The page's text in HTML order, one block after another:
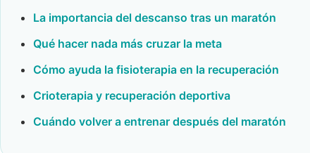
La importancia del descanso tras un maratón
Qué hacer nada más cruzar la meta
Cómo ayuda la fisioterapia en la recuperación
Crioterapia y recuperación deportiva
Cuándo volver a entrenar después del maratón